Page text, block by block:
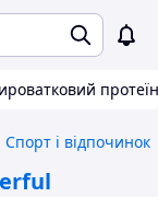
протеїн
Спорт і відпочинок